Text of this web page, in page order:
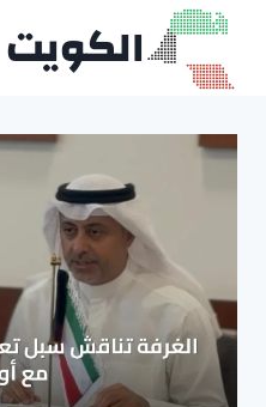
التجاوز
المحتوى
الكويت